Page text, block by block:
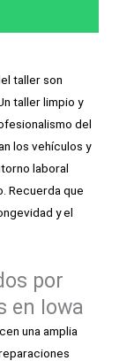
taller son
taller limpio y
del
los vehículos y
laboral
Recuerda que
y el
por
en Iowa
una amplia